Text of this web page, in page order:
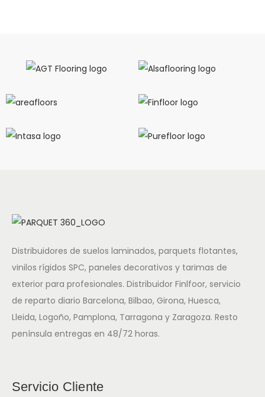
Distribuidores de suelos laminados, parquets flotantes,
vinilos rígidos SPC, paneles decorativos y tarimas de
exterior para profesionales. Distribuidor Finlfoor, servicio
de reparto diario Barcelona, Bilbao, Girona, Huesca,
Lleida, Logoño, Pamplona, Tarragona y Zaragoza. Resto
península entregas en 48/72 horas.
Servicio Cliente